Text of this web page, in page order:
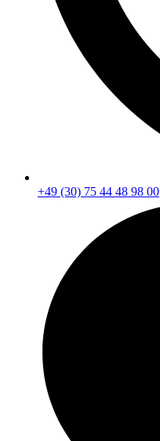
+49 (30) 75 44 48 98 00